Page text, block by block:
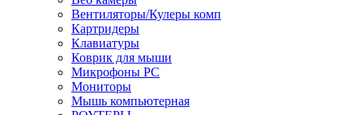
Вентиляторы/Кулеры комп
Картридеры
Клавиатуры
Коврик для мыши
Микрофоны PC
Мониторы
Мышь компьютерная